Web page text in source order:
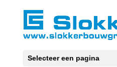
Selecteer een pagina